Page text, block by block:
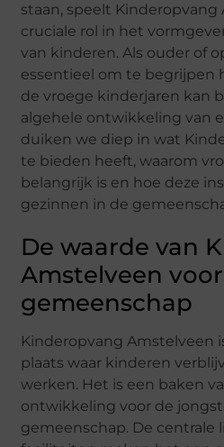
staan, speelt Kinderopvang
cruciale rol in het
van kinderen. Als ouder of
essentieel om te begrijpen
de vroege kinderjaren kan
algehele ontwikkeling van
duiken we diep in wat
te bieden heeft, waarom
belangrijk is en hoe deze
gezinnen in de
De waarde van
Amstelveen
gemeenschap
Kinderopvang Amstelveen
plaats waar kinderen
werken. Het is een baken
ontwikkeling voor de
gemeenschap. De centrale